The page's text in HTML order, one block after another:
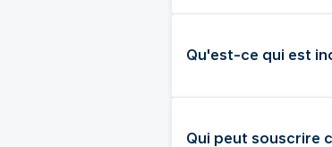
Qu'est-ce qui est
Qui peut souscrire